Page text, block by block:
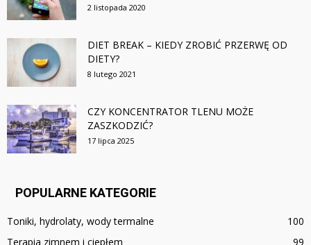
2 listopada 2020
DIET BREAK – KIEDY ZROBIĆ PRZERWĘ OD
DIETY?
8 lutego 2021
CZY KONCENTRATOR TLENU MOŻE
ZASZKODZIĆ?
17 lipca 2025
POPULARNE KATEGORIE
Toniki, hydrolaty, wody termalne
100
Terapia zimnem i ciepłem
99